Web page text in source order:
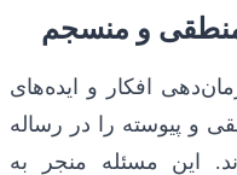
و منسجم
افکار و ایده‌های
و پیوسته را در رساله
این مسئله منجر به